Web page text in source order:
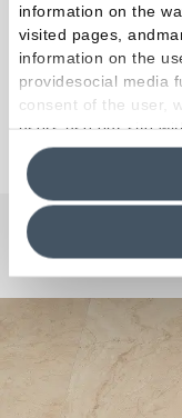
information on the
visited pages,
information on the
providesocial media
consent of the user,
users use our site
media analytics
information in their
clicking on "Reject",
the site after
information see the
Esencia